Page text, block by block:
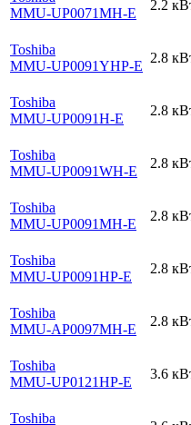
MMU-UP0071MH-E
2.2
Toshiba
MMU-UP0091YHP-E
2.8
Toshiba
MMU-UP0091H-E
2.8
Toshiba
MMU-UP0091WH-E
2.8
Toshiba
MMU-UP0091MH-E
2.8
Toshiba
MMU-UP0091HP-E
2.8
Toshiba
MMU-AP0097MH-E
2.8
Toshiba
MMU-UP0121HP-E
3.6
Toshiba